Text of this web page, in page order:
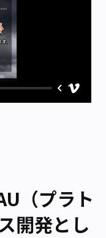
（プラト
開発とし